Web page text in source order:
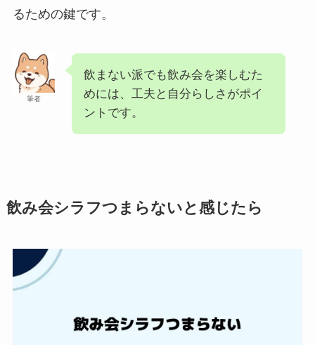
るための鍵です。
筆者
飲まない派でも飲み会を楽しむた
めには、工夫と自分らしさがポイ
ントです。
飲み会シラフつまらないと感じたら